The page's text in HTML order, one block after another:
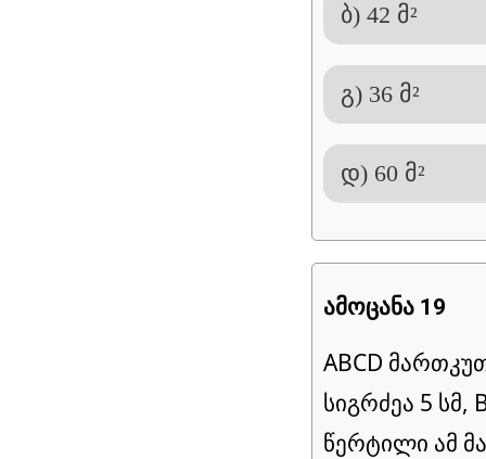
ბ) 42 მ²
გ) 36 მ²
დ) 60 მ²
ამოცანა 19
ABCD
სიგრძეა 5 სმ,
წერტილი ამ